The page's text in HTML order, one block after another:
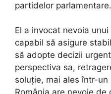
partidelor parlamentare.
El a invocat nevoia
capabil să asigure
să adopte decizii
perspectiva sa,
soluție, mai ales într-un